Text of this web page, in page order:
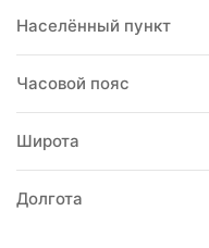
Населённый пункт
Часовой пояс
Широта
Долгота